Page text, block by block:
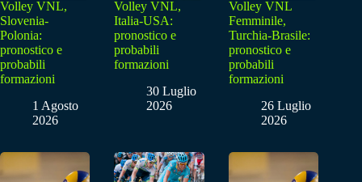
Volley VNL,
Slovenia-
Polonia:
pronostico e
probabili
formazioni
1 Agosto
2026
Volley VNL,
Italia-USA:
pronostico e
probabili
formazioni
30 Luglio
2026
Volley VNL
Femminile,
Turchia-Brasile:
pronostico e
probabili
formazioni
26 Luglio
2026